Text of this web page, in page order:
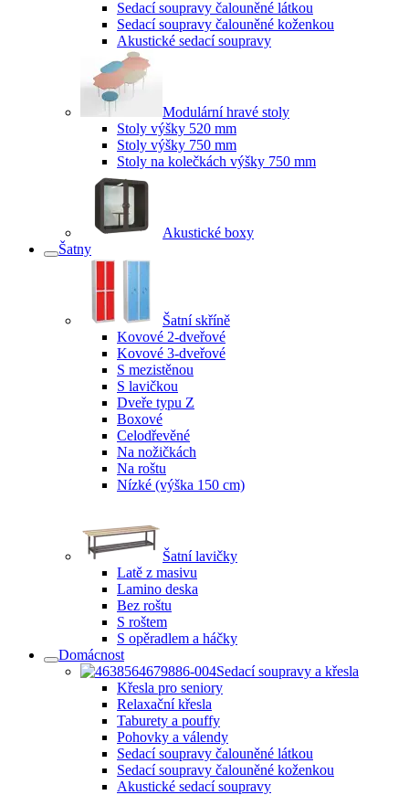
Sedací soupravy čalouněné látkou
Sedací soupravy čalouněné koženkou
Akustické sedací soupravy
Modulární hravé stoly
Stoly výšky 520 mm
Stoly výšky 750 mm
Stoly na kolečkách výšky 750 mm
Akustické boxy
Šatny
Šatní skříně
Kovové 2-dveřové
Kovové 3-dveřové
S mezistěnou
S lavičkou
Dveře typu Z
Boxové
Celodřevěné
Na nožičkách
Na roštu
Nízké (výška 150 cm)
Šatní lavičky
Latě z masivu
Lamino deska
Bez roštu
S roštem
S opěradlem a háčky
Domácnost
Sedací soupravy a křesla
Křesla pro seniory
Relaxační křesla
Taburety a pouffy
Pohovky a válendy
Sedací soupravy čalouněné látkou
Sedací soupravy čalouněné koženkou
Akustické sedací soupravy